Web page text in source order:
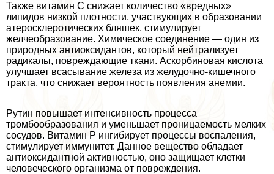
Также витамин С снижает количество «вредных»
липидов низкой плотности, участвующих в образовании
атеросклеротических бляшек, стимулирует
желчеобразование. Химическое соединение — один из
природных антиоксидантов, который нейтрализует
радикалы, повреждающие ткани. Аскорбиновая кислота
улучшает всасывание железа из желудочно-кишечного
тpaкта, что снижает вероятность появления анемии.
Рутин повышает интенсивность процесса
тромбообразования и уменьшает проницаемость мелких
сосудов. Витамин Р ингибирует процессы воспаления,
стимулирует иммунитет. Данное вещество обладает
антиоксидантной активностью, оно защищает клетки
человеческого организма от повреждения.